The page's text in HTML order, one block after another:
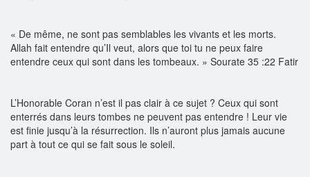
« De même, ne sont pas semblables les vivants et les morts.
Allah fait entendre qu’Il veut, alors que toi tu ne peux faire
entendre ceux qui sont dans les tombeaux. » Sourate 35 :22 Fatir
L’Honorable Coran n’est il pas clair à ce sujet ? Ceux qui sont
enterrés dans leurs tombes ne peuvent pas entendre ! Leur vie
est finie jusqu’à la résurrection. Ils n’auront plus jamais aucune
part à tout ce qui se fait sous le soleil.